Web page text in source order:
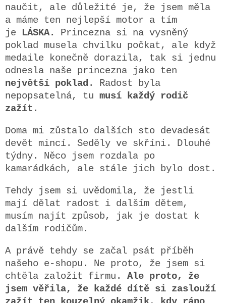
naučit, ale důležité je, že jsem měla
a máme ten nejlepší motor a tím
je LÁSKA. Princezna si na vysněný
poklad musela chvilku počkat, ale když
medaile konečně dorazila, tak si jednu
odnesla naše princezna jako ten
největší poklad . Radost byla
nepopsatelná, tu musí každý rodič
zažít .
Doma mi zůstalo dalších sto devadesát
devět mincí. Seděly ve skříni. Dlouhé
týdny. Něco jsem rozdala po
kamarádkách, ale stále jich bylo dost.
Tehdy jsem si uvědomila, že jestli
mají dělat radost i dalším dětem,
musím najít způsob, jak je dostat k
dalším rodičům.
A právě tehdy se začal psát příběh
našeho e-shopu. Ne proto, že jsem si
chtěla založit firmu. Ale proto, že
jsem věřila, že každé dítě si zaslouží